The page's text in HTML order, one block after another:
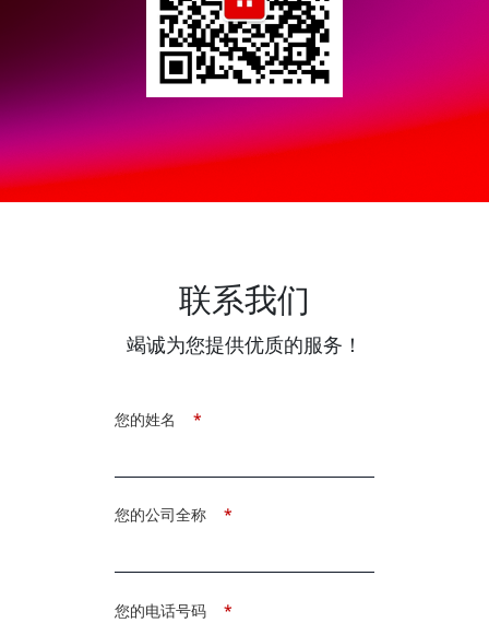
联系我们
竭诚为您提供优质的服务！
*
您的姓名
*
您的公司全称
*
您的电话号码